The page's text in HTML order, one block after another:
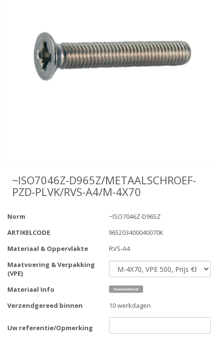
~ISO7046Z-D965Z/METAALSCHROEF-
PZD-PLVK/RVS-A4/M-4X70
Norm
~ISO7046Z-D965Z
ARTIKELCODE
965203400040070K
Materiaal & Oppervlakte
RVS-A4
Maatvoering & Verpakking
(VPE)
Materiaal Info
Verzendgereed binnen
10 werkdagen
Uw referentie/Opmerking